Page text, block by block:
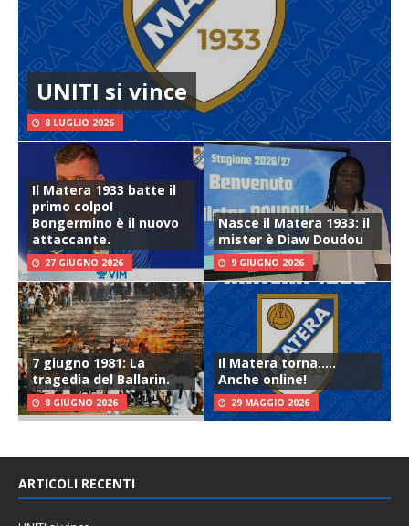
UNITI si vince
8 LUGLIO 2026
Il Matera 1933 batte il
primo colpo!
Bongermino è il nuovo
attaccante.
27 GIUGNO 2026
Nasce il Matera 1933: il
mister è Diaw Doudou
9 GIUGNO 2026
7 giugno 1981: La
tragedia del Ballarin.
8 GIUGNO 2026
Il Matera torna…..
Anche online!
29 MAGGIO 2026
ARTICOLI RECENTI